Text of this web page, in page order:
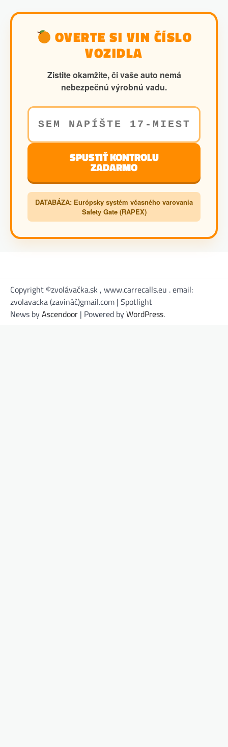
OVERTE SI VIN ČÍSLO
VOZIDLA
Zistite okamžite, či vaše auto nemá
nebezpečnú výrobnú vadu.
SPUSTIŤ KONTROLU
ZADARMO
DATABÁZA: Európsky systém včasného varovania
Safety Gate (RAPEX)
Copyright ©zvolávačka.sk , www.carrecalls.eu . email:
zvolavacka (zavináč)gmail.com | Spotlight
News byAscendoor | Powered byWordPress.